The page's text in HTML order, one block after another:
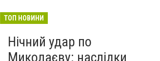
ТОП НОВИНИ
Нічний удар по
Миколаєву: наслідки